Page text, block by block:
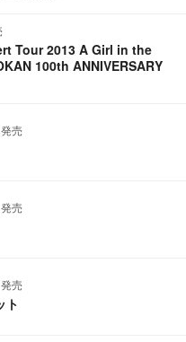
Tour 2013 A Girl in the
100th ANNIVERSARY
売
売
売
ト